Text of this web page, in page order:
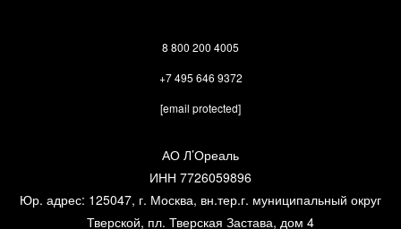
8 800 200 4005
+7 495 646 9372
[email protected]
АО Л’Ореаль
ИНН 7726059896
Юр. адрес: 125047, г. Москва, вн.тер.г. муниципальный округ
Тверской, пл. Тверская Застава, дом 4